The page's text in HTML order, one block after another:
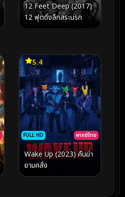
12 Feet Deep (2017)
12 ฟุตดิ่งลึกสระนรก
FULL HD พากย์ไทย
5.4
Wake Up (2023) คืนฆ่า
ยามคลั่ง